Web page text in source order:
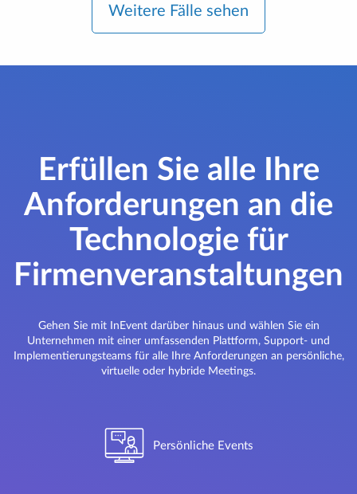
Weitere Fälle sehen
Erfüllen Sie alle Ihre
Anforderungen an die
Technologie für
Firmenveranstaltungen
Gehen Sie mit InEvent darüber hinaus und wählen Sie ein
Unternehmen mit einer umfassenden Plattform, Support- und
Implementierungsteams für alle Ihre Anforderungen an persönliche,
virtuelle oder hybride Meetings.
Persönliche Events